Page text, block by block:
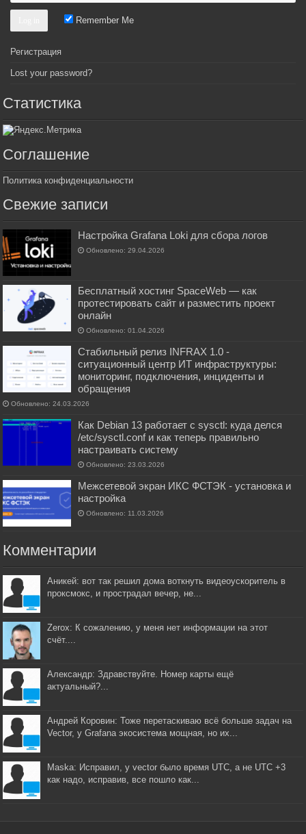
Remember Me
Регистрация
Lost your password?
Статистика
Соглашение
Политика конфиденциальности
Свежие записи
Настройка Grafana Loki для сбора логов
Обновлено: 29.04.2026
Бесплатный хостинг SpaceWeb — как
протестировать сайт и разместить проект
онлайн
Обновлено: 01.04.2026
Стабильный релиз INFRAX 1.0 -
ситуационный центр ИТ инфраструктуры:
мониторинг, подключения, инциденты и
обращения
Обновлено: 24.03.2026
Как Debian 13 работает с sysctl: куда делся
/etc/sysctl.conf и как теперь правильно
настраивать систему
Обновлено: 23.03.2026
Межсетевой экран ИКС ФСТЭК - установка и
настройка
Обновлено: 11.03.2026
Комментарии
Аникей: вот так решил дома воткнуть видеоускоритель в
проксмокс, и прострадал вечер, не...
Zerox: К сожалению, у меня нет информации на этот
счёт....
Александр: Здравствуйте. Номер карты ещё
актуальный?...
Андрей Коровин: Тоже перетаскиваю всё больше задач на
Vector, у Grafana экосистема мощная, но их...
Maska: Исправил, у vector было время UTC, а не UTC +3
как надо, исправив, все пошло как...